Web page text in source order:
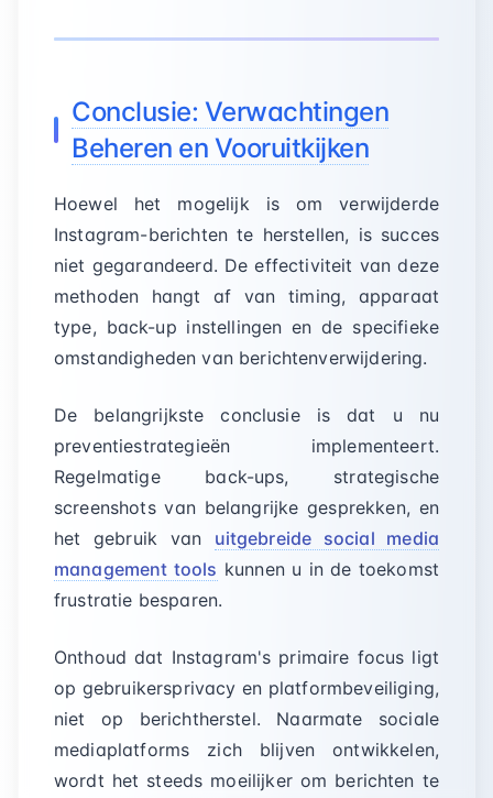
Conclusie: Verwachtingen
Beheren en Vooruitkijken
Hoewel het mogelijk is om verwijderde
Instagram-berichten te herstellen, is succes
niet gegarandeerd. De effectiviteit van deze
methoden hangt af van timing, apparaat
type, back-up instellingen en de specifieke
omstandigheden van berichtenverwijdering.
De belangrijkste conclusie is dat u nu
preventiestrategieën implementeert.
Regelmatige back-ups, strategische
screenshots van belangrijke gesprekken, en
het gebruik van uitgebreide social media
management tools kunnen u in de toekomst
frustratie besparen.
Onthoud dat Instagram's primaire focus ligt
op gebruikersprivacy en platformbeveiliging,
niet op berichtherstel. Naarmate sociale
mediaplatforms zich blijven ontwikkelen,
wordt het steeds moeilijker om berichten te